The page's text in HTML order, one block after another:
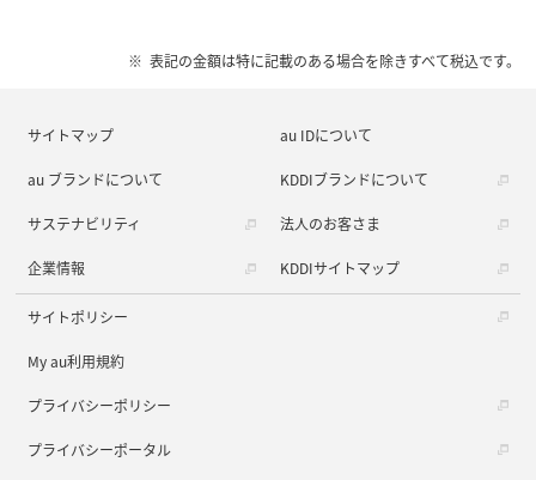
表記の金額は特に記載のある場合を除きすべて税込です。
サイトマップ au IDについて
au ブランドについて KDDIブランドについて
サステナビリティ 法人のお客さま
企業情報 KDDIサイトマップ
サイトポリシー
My au利用規約
プライバシーポリシー
プライバシーポータル